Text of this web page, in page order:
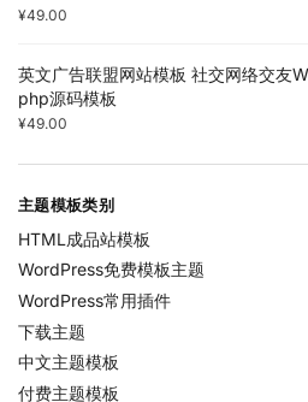
¥49.00
英文广告联盟网站模板 社交网络交友
php源码模板
¥49.00
主题模板类别
HTML成品站模板
WordPress免费模板主题
WordPress常用插件
下载主题
中文主题模板
付费主题模板